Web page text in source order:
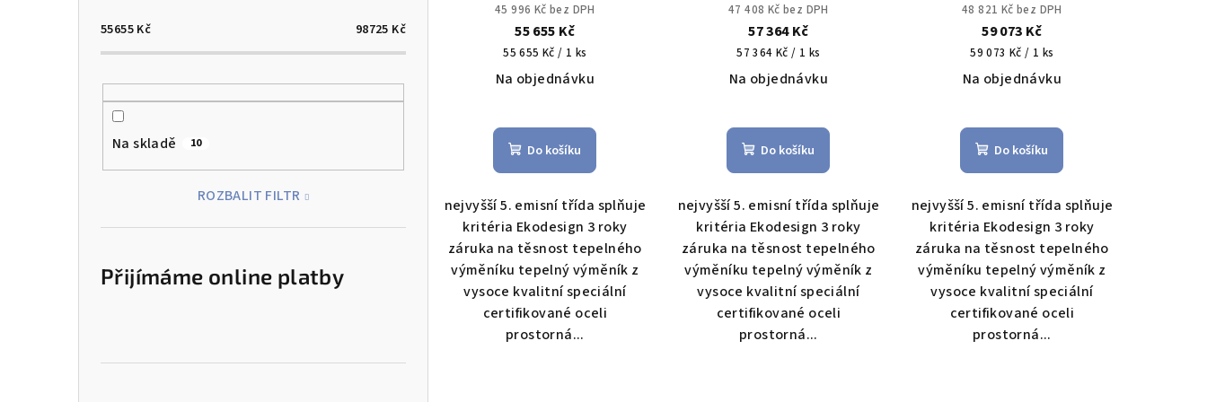
55655 Kč 98725 Kč
Na skladě 10
ROZBALIT FILTR
Přijímáme online platby
uhlí s ručním přikládáním
45 996 Kč bez DPH
55 655 Kč
Měrná
cena:
55 655 Kč / 1 ks
Na objednávku
hodnocení
produktu
je
4,8
z
hvězdiček.
Do košíku
nejvyšší 5. emisní třída splňuje
kritéria Ekodesign 3 roky
záruka na těsnost tepelného
výměníku tepelný výměník z
vysoce kvalitní speciální
certifikované oceli
prostorná...
uhlí ručním přikládáním
47 408 Kč bez DPH
57 364 Kč
Měrná
cena:
57 364 Kč / 1 ks
Na objednávku
hodnocení
produktu
je
4,7
z
hvězdiček.
Do košíku
nejvyšší 5. emisní třída splňuje
kritéria Ekodesign 3 roky
záruka na těsnost tepelného
výměníku tepelný výměník z
vysoce kvalitní speciální
certifikované oceli
prostorná...
uhlí s ručním přikládáním
48 821 Kč bez DPH
59 073 Kč
Měrná
cena:
59 073 Kč / 1 ks
Na objednávku
hodnocení
produktu
je
4,0
z
hvězdiček.
Do košíku
nejvyšší 5. emisní třída splňuje
kritéria Ekodesign 3 roky
záruka na těsnost tepelného
výměníku tepelný výměník z
vysoce kvalitní speciální
certifikované oceli
prostorná...